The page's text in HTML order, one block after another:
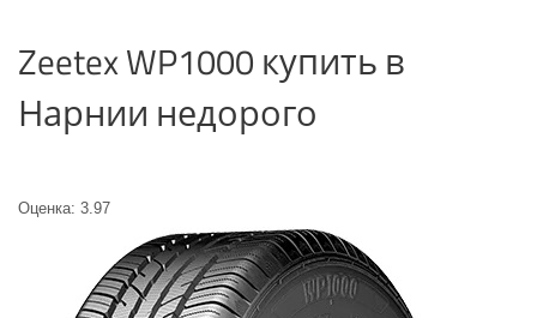
Zeetex WP1000 купить в
Нарнии недорого
Оценка: 3.97